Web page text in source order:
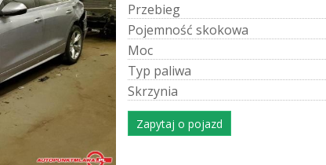
Przebieg
Pojemność skokowa
Moc
Typ paliwa
Skrzynia
Zapytaj o pojazd